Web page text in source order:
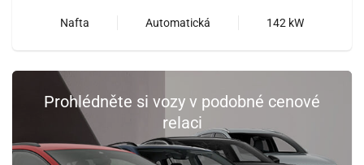
Nafta Automatická 142 kW
Prohlédněte si vozy v podobné cenové
relaci